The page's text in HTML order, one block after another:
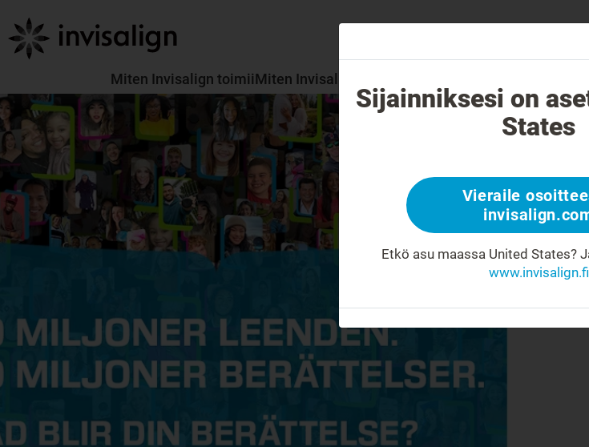
Miten Invisalign toimiiMiten Invisalign eroaa muista oikomislaitteista?
Sijainniksesi on
States
Vieraile
Etkö asu maassa United States?
www.invisalign.fi